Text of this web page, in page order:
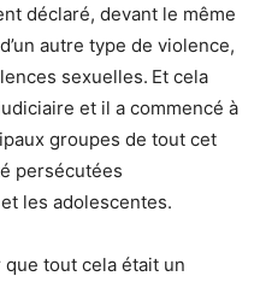
déclaré, devant le même
autre type de violence,
sexuelles. Et cela
et il a commencé à
groupes de tout cet
persécutées
les adolescentes.
tout cela était un